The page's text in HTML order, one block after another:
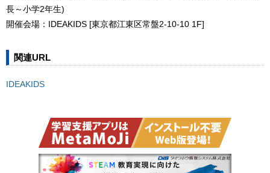
長～小学2年生)
開催会場：IDEAKIDS [東京都江東区常盤2-10-10 1F]
関連URL
IDEAKIDS